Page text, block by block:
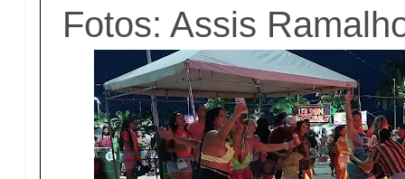
Fotos: Assis